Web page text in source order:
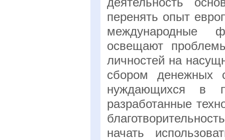
перенять опыт
международные
освещают
личностей на
сбором денежных
нуждающихся в
разработанные
начать